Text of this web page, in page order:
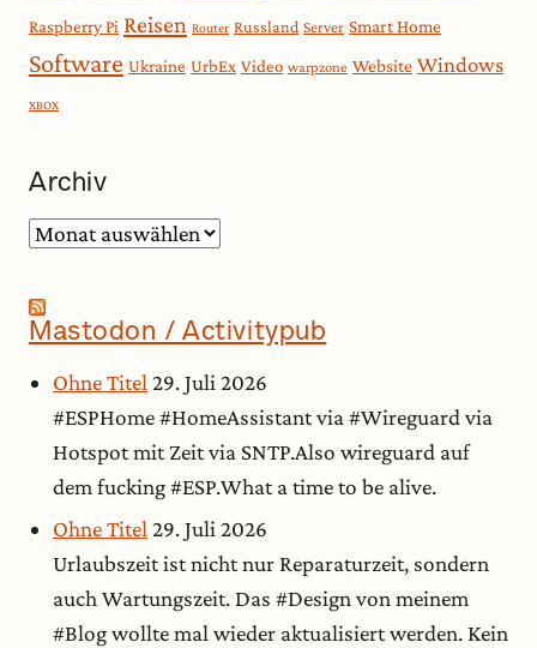
Raspberry Pi Reisen Router Russland Server Smart Home
Software Ukraine UrbEx Video warpzone Website Windows
XBOX
Archiv
Archiv
Mastodon / Activitypub
Ohne Titel 29. Juli 2026
#ESPHome #HomeAssistant via #Wireguard via
Hotspot mit Zeit via SNTP.Also wireguard auf
dem fucking #ESP.What a time to be alive.
Ohne Titel 29. Juli 2026
Urlaubszeit ist nicht nur Reparaturzeit, sondern
auch Wartungszeit. Das #Design von meinem
#Blog wollte mal wieder aktualisiert werden. Kein